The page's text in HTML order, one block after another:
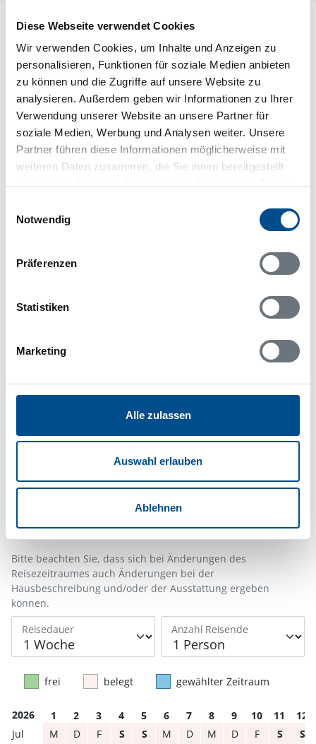
Diese Webseite verwendet Cookies
Wir verwenden Cookies, um Inhalte und Anzeigen zu
personalisieren, Funktionen für soziale Medien anbieten
zu können und die Zugriffe auf unsere Website zu
analysieren. Außerdem geben wir Informationen zu Ihrer
Verwendung unserer Website an unsere Partner für
soziale Medien, Werbung und Analysen weiter. Unsere
Partner führen diese Informationen möglicherweise mit
weiteren Daten zusammen, die Sie ihnen bereitgestellt
Notwendig
Präferenzen
Statistiken
Marketing
Alle zulassen
Auswahl erlauben
Ablehnen
Lageplan
Adresse
Ferienhaus 52915
Björkudden 215
Blidö
76017 Blidö
Skriptblocker/AdBlocker aktiviert zu sein!
Funktionen wird dadurch auf dieser Seite
deaktivieren Sie bitte den Blocker für diese Seite
Nachdem Sie Ihre Erlaubnis gegeben
haben, können Sie weiterhin selbst bestimmen,
Belegungskalender
Anzahl Reisende auswählen
Anreisetag im Belegungskalender anklicken
Sie bekommen Verfügbarkeit und Preis angezeigt
Reisedauer Anzahl Reisende
Bitte beachten Sie, dass sich bei Änderungen des
Reisezeitraumes auch Änderungen bei der
Hausbeschreibung und/oder der Ausstattung ergeben
können.
frei belegt gewählter Zeitraum
2026 1 2 3 4 5 6 7 8 9 10 11
12
M
D F S S M D M D F S
S